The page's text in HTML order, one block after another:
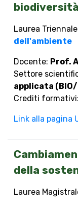
Laurea
dell'ambiente
Docente: Prof.
Settore
applicata
Crediti formativi:
Link alla pagina
della
Laurea